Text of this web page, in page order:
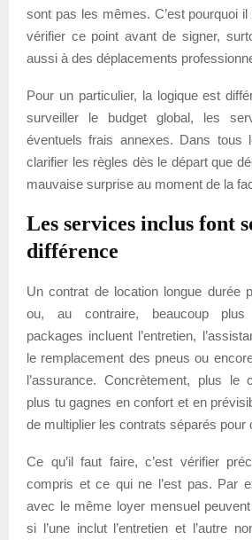
sont pas les mêmes. C’est pourquoi
vérifier ce point avant de signer,
aussi à des déplacements
Pour un particulier, la logique est
surveiller le budget global, les
éventuels frais annexes. Dans tous
clarifier les règles dès le départ que
mauvaise surprise au moment de la
Les services inclus font
différence
Un contrat de location longue durée
ou, au contraire, beaucoup plus
packages incluent l’entretien,
le remplacement des pneus ou
l’assurance. Concrètement, plus le
plus tu gagnes en confort et en
de multiplier les contrats séparés pour
Ce qu’il faut faire, c’est vérifier
compris et ce qui ne l’est pas. Par
avec le même loyer mensuel
si l’une inclut l’entretien et l’autre